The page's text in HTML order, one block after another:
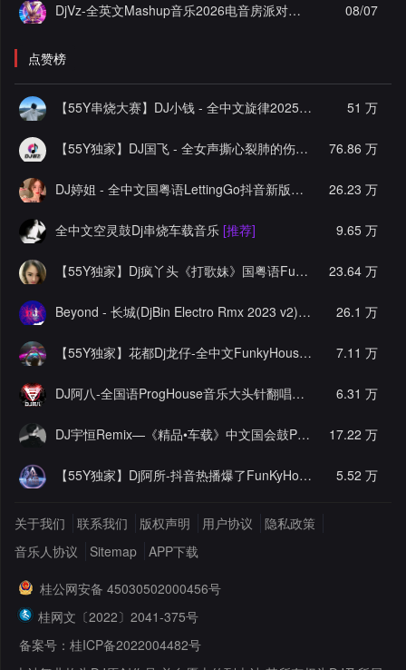
DjVz-全英文Mashup音乐2026电音房派对男女说唱气氛上头慢摇串烧 08/07
点赞榜
【55Y串烧大赛】DJ小钱 - 全中文旋律2025抖音热播精选串烧 51 万
【55Y独家】DJ国飞 - 全女声撕心裂肺的伤感情歌精选集-HiFi高清立体声车载连版大碟 76.86 万
DJ婷姐 - 全中文国粤语LettingGo抖音新版慢摇串烧 [推荐]
26.23 万
全中文空灵鼓Dj串烧车载音乐 [推荐] 9.65 万
【55Y独家】Dj疯丫头《打歌妹》国粤语Funk音乐抖音热播55Y车载串烧 23.64 万
Beyond - 长城(DjBin Electro Rmx 2023 v2)[热门] 26.1 万
【55Y独家】花都Dj龙仔-全中文FunkyHouse音乐近期网络流行热播慢摇串烧 7.11 万
DJ阿八-全国语ProgHouse音乐大头针翻唱抖音热播专辑串烧 6.31 万
DJ宇恒Remix—《精品•车载》中文国会鼓ProgHouse [推荐]
17.22 万
【55Y独家】Dj阿所-抖音热播爆了FunKyHouse中英文串烧 5.52 万
关于我们 联系我们 版权声明 用户协议
隐私政策
音乐人协议
Sitemap APP下载
桂公网安备 45030502000456号
桂网文〔2022〕2041-375号
备案号：桂ICP备2022004482号